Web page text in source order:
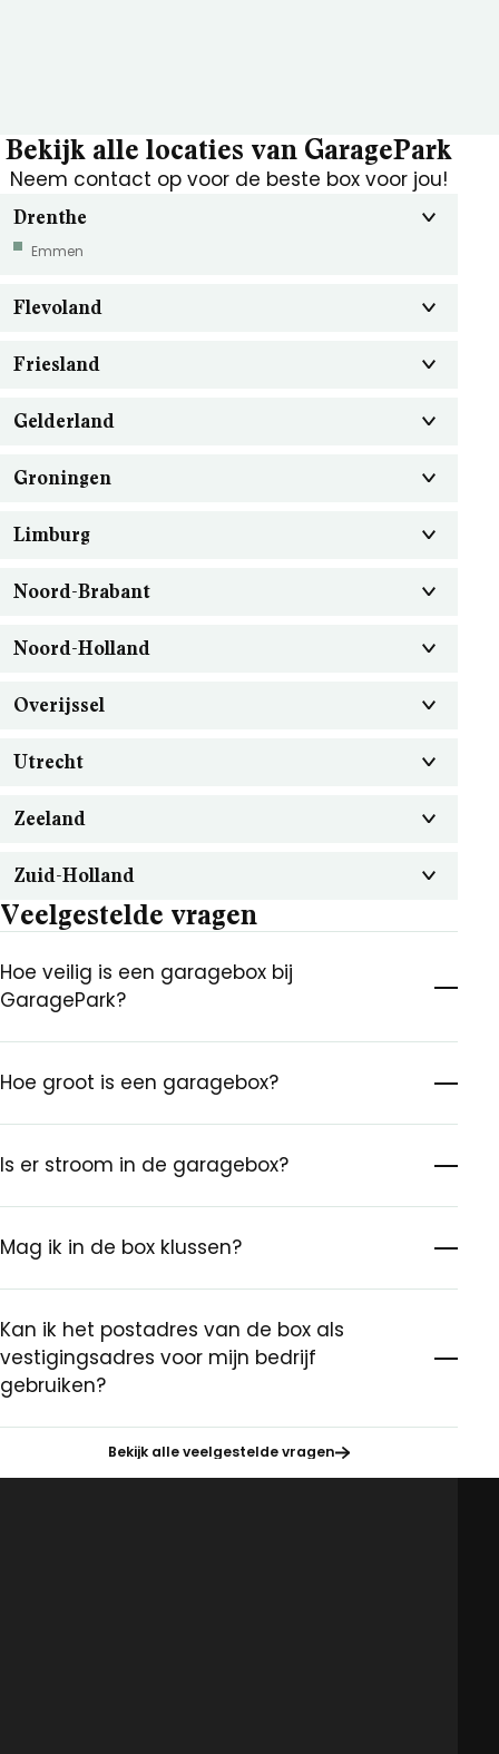
Bekijk alle locaties van GaragePark
Neem contact op voor de beste box voor jou!
Drenthe
Emmen
Flevoland
Friesland
Gelderland
Groningen
Limburg
Noord-Brabant
Noord-Holland
Overijssel
Utrecht
Zeeland
Zuid-Holland
Veelgestelde vragen
Hoe veilig is een garagebox bij
GaragePark?
Hoe groot is een garagebox?
Is er stroom in de garagebox?
Mag ik in de box klussen?
Kan ik het postadres van de box als
vestigingsadres voor mijn bedrijf
gebruiken?
Bekijk alle veelgestelde vragen